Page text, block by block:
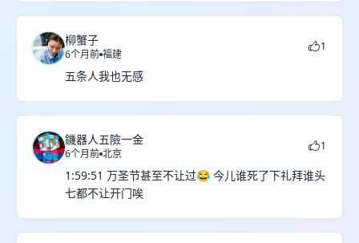
柳蟹子
6个月前 福建
1
五条人我也无感
鐖器人五險一金
6个月前 北京
1
1:59:51 万圣节甚至不让过😂 今儿谁死了下礼拜谁头
七都不让开门唉